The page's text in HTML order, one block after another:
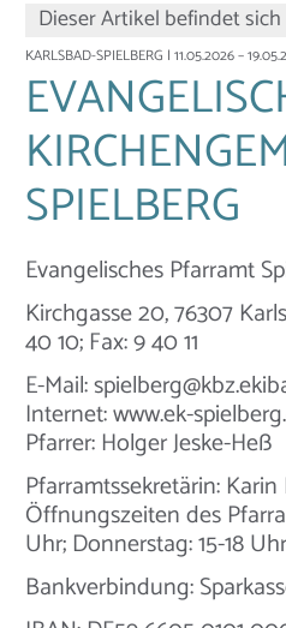
Dieser Artikel befindet
KARLSBAD-SPIELBERG | 11.05.2026 –
SPIELBERG
Evangelisches Pfarramt
Kirchgasse 20, 76307
40 10; Fax: 9 40 11
E-Mail:
Internet: www.ek-
Pfarrer: Holger Jeske-Heß
Pfarramtssekretärin:
Öffnungszeiten des
Uhr; Donnerstag: 15-18 Uhr
Bankverbindung: